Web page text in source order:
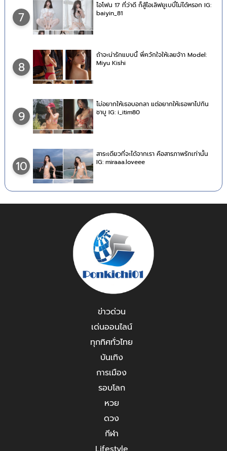
7
ไอโฟน 17 ที่ว่าดี ก็สู้ไอเลิฟยูเบบี๋ไม่ได้หรอก IG:
baiyin_81
8
ถ้าจะน่ารักแบบนี้ พี่ควักใจให้เลยจ้าา Model:
Miyu Kishi
9
ไม่อยากให้เธอบอกลา แต่อยากให้เธอพาไปกิน
ชาบู IG: i_itim80
10
สาระเดียวที่จะได้จากเรา คือสารภาพรักเท่านั้น
IG: miraaa.loveee
ข่าวด่วน
เด่นออนไลน์
ทุกทิศทั่วไทย
บันเทิง
การเมือง
รอบโลก
หวย
ดวง
กีฬา